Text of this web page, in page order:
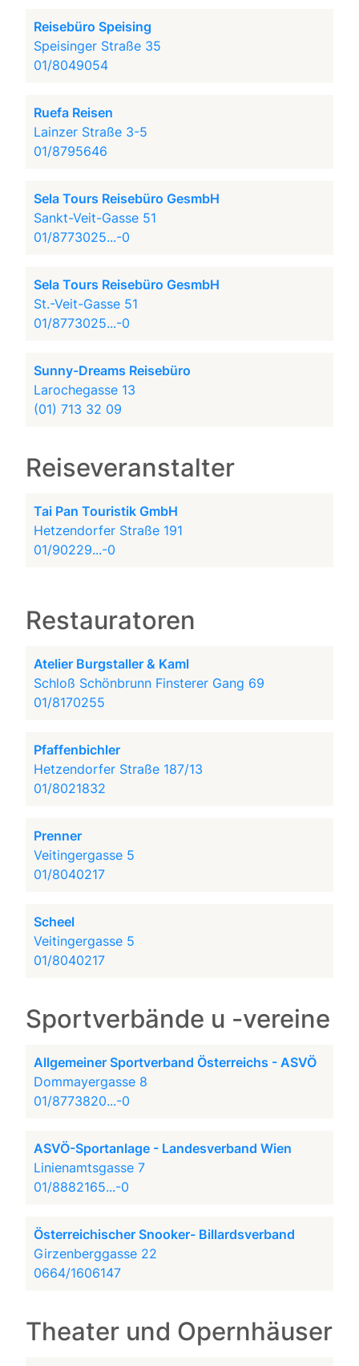
Reisebüro Speising
Speisinger Straße 35
01/8049054
Ruefa Reisen
Lainzer Straße 3-5
01/8795646
Sela Tours Reisebüro GesmbH
Sankt-Veit-Gasse 51
01/8773025...-0
Sela Tours Reisebüro GesmbH
St.-Veit-Gasse 51
01/8773025...-0
Sunny-Dreams Reisebüro
Larochegasse 13
(01) 713 32 09
Reiseveranstalter
Tai Pan Touristik GmbH
Hetzendorfer Straße 191
01/90229...-0
Restauratoren
Atelier Burgstaller & Kaml
Schloß Schönbrunn Finsterer Gang 69
01/8170255
Pfaffenbichler
Hetzendorfer Straße 187/13
01/8021832
Prenner
Veitingergasse 5
01/8040217
Scheel
Veitingergasse 5
01/8040217
Sportverbände u -vereine
Allgemeiner Sportverband Österreichs - ASVÖ
Dommayergasse 8
01/8773820...-0
ASVÖ-Sportanlage - Landesverband Wien
Linienamtsgasse 7
01/8882165...-0
Österreichischer Snooker- Billardsverband
Girzenberggasse 22
0664/1606147
Theater und Opernhäuser